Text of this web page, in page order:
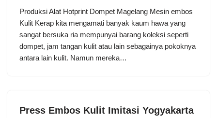
Produksi Alat Hotprint Dompet Magelang Mesin embos
Kulit Kerap kita mengamati banyak kaum hawa yang
sangat bersuka ria mempunyai barang koleksi seperti
dompet, jam tangan kulit atau lain sebagainya pokoknya
antara lain kulit. Namun mereka…
Press Embos Kulit Imitasi Yogyakarta